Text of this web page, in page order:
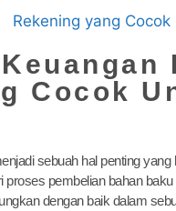
Cocok
sebuah hal penting
proses pembelian bahan
dengan baik dalam